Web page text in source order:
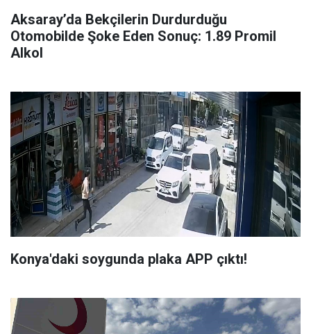
Aksaray’da Bekçilerin Durdurduğu
Otomobilde Şoke Eden Sonuç: 1.89 Promil
Alkol
Konya'daki soygunda plaka APP çıktı!